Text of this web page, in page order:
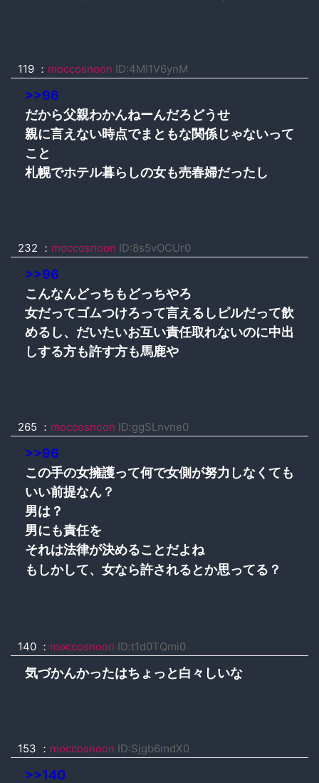
119 ： moccosnoon ID:4MI1V6ynM
>>96
だから父親わかんねーんだろどうせ
親に言えない時点でまともな関係じゃないって
こと
札幌でホテル暮らしの女も売春婦だったし
232 ： moccosnoon ID:8s5vOCUr0
>>96
こんなんどっちもどっちやろ
女だってゴムつけろって言えるしピルだって飲
めるし、だいたいお互い責任取れないのに中出
しする方も許す方も馬鹿や
265 ： moccosnoon ID:ggSLnvne0
>>96
この手の女擁護って何で女側が努力しなくても
いい前提なん？
男は？
男にも責任を
それは法律が決めることだよね
もしかして、女なら許されるとか思ってる？
140 ： moccosnoon ID:t1d0TQmi0
気づかんかったはちょっと白々しいな
153 ： moccosnoon ID:Sjgb6mdX0
>>140